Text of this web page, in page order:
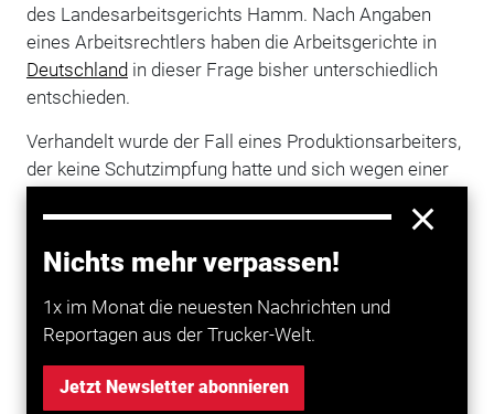
Nichts mehr verpassen!
1x im Monat die neuesten Nachrichten und
Reportagen aus der Trucker-Welt.
Jetzt Newsletter abonnieren
des Landesarbeitsgerichts Hamm. Nach Angaben
eines Arbeitsrechtlers haben die Arbeitsgerichte in
Deutschland in dieser Frage bisher unterschiedlich
entschieden.
Verhandelt wurde der Fall eines Produktionsarbeiters,
der keine Schutzimpfung hatte und sich wegen einer
Monat in häusliche Quarantäne begeben musste. Er
erhielt von seinem Arbeitgeber für diese Zeit keine